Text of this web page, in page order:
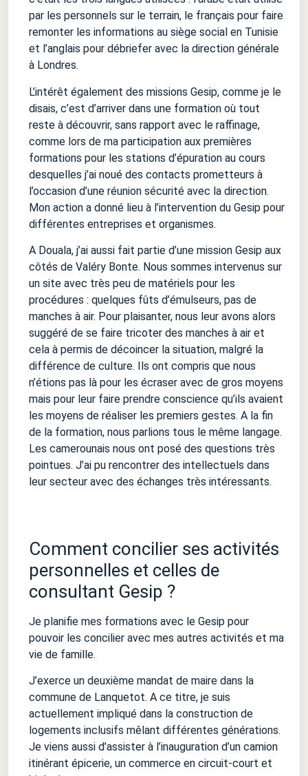
par les personnels sur le terrain, le français pour faire
remonter les informations au siège social en Tunisie
et l’anglais pour débriefer avec la direction générale
à Londres.
L’intérêt également des missions Gesip, comme je le
disais, c’est d’arriver dans une formation où tout
reste à découvrir, sans rapport avec le raffinage,
comme lors de ma participation aux premières
formations pour les stations d’épuration au cours
desquelles j’ai noué des contacts prometteurs à
l’occasion d’une réunion sécurité avec la direction.
Mon action a donné lieu à l’intervention du Gesip pour
différentes entreprises et organismes.
A Douala, j’ai aussi fait partie d’une mission Gesip aux
côtés de Valéry Bonte. Nous sommes intervenus sur
un site avec très peu de matériels pour les
procédures : quelques fûts d’émulseurs, pas de
manches à air. Pour plaisanter, nous leur avons alors
suggéré de se faire tricoter des manches à air et
cela à permis de décoincer la situation, malgré la
différence de culture. Ils ont compris que nous
n’étions pas là pour les écraser avec de gros moyens
mais pour leur faire prendre conscience qu’ils avaient
les moyens de réaliser les premiers gestes. A la fin
de la formation, nous parlions tous le même langage.
Les camerounais nous ont posé des questions très
pointues. J’ai pu rencontrer des intellectuels dans
leur secteur avec des échanges très intéressants.
Comment concilier ses activités
personnelles et celles de
consultant Gesip ?
Je planifie mes formations avec le Gesip pour
pouvoir les concilier avec mes autres activités et ma
vie de famille.
J’exerce un deuxième mandat de maire dans la
commune de Lanquetot. A ce titre, je suis
actuellement impliqué dans la construction de
logements inclusifs mêlant différentes générations.
Je viens aussi d’assister à l’inauguration d’un camion
itinérant épicerie, un commerce en circuit-court et